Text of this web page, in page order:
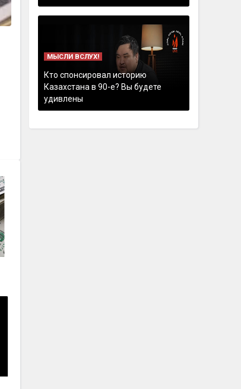
МЫСЛИ ВСЛУХ!
Кто спонсировал историю
Казахстана в 90-е? Вы будете
удивлены